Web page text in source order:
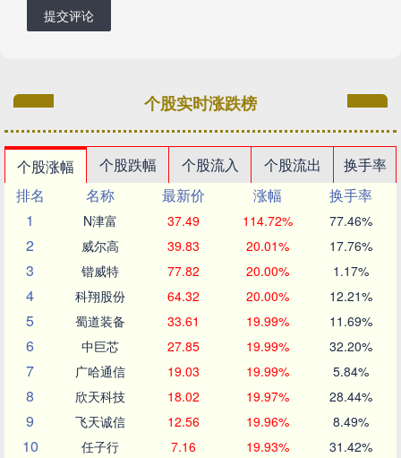
提交评论
个股实时涨跌榜
个股涨幅 个股跌幅 个股流入 个股流出
换手率
排名
名称 最新价 涨幅
换手率
1
N津富 37.49 114.72% 77.46%
2 威尔高 39.83 20.01% 17.76%
3 锴威特 77.82 20.00% 1.17%
4 科翔股份 64.32 20.00% 12.21%
5 蜀道装备 33.61 19.99% 11.69%
6 中巨芯 27.85 19.99% 32.20%
7 广哈通信 19.03 19.99% 5.84%
8 欣天科技 18.02 19.97% 28.44%
9 飞天诚信 12.56 19.96% 8.49%
10 任子行 7.16 19.93% 31.42%